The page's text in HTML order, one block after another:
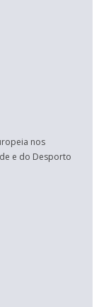
nos
e do Desporto